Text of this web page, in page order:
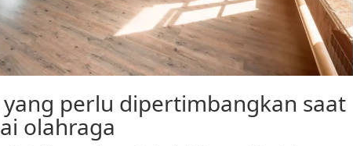
perlu dipertimbangkan saat
olahraga